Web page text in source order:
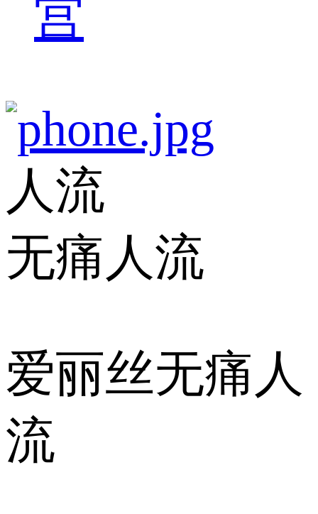
宫
人流
无痛人流
爱丽丝无痛人
流